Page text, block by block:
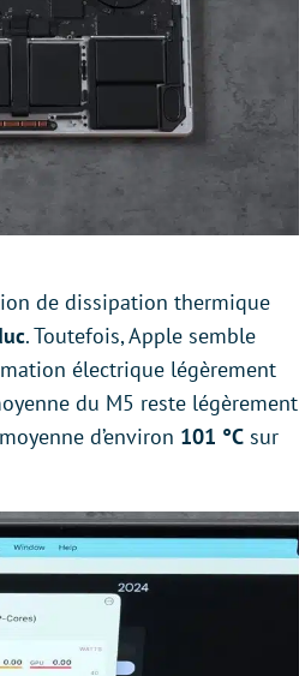
de dissipation thermique
. Toutefois, Apple semble
électrique légèrement
du M5 reste légèrement
d’environ 101 °C sur